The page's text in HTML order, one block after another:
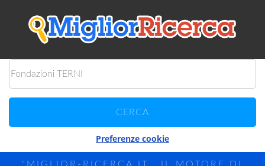
Preferenze cookie